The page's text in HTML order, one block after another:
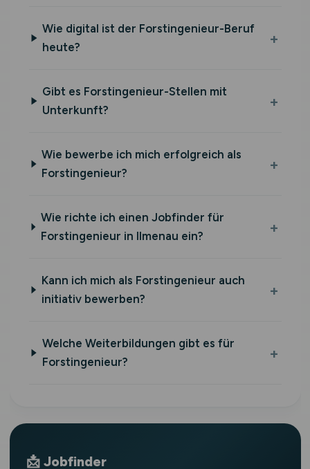
Wie digital ist der Forstingenieur-Beruf
heute?
Gibt es Forstingenieur-Stellen mit
Unterkunft?
Wie bewerbe ich mich erfolgreich als
Forstingenieur?
Wie richte ich einen Jobfinder für
Forstingenieur in Ilmenau ein?
Kann ich mich als Forstingenieur auch
initiativ bewerben?
Welche Weiterbildungen gibt es für
Forstingenieur?
📩 Jobfinder